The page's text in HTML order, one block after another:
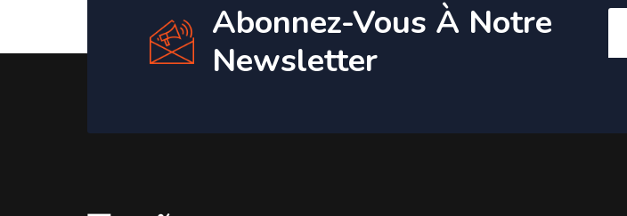
Abonnez-Vous À Notre
Newsletter